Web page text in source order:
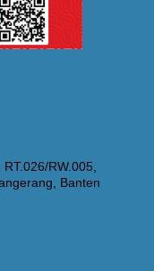
RW.005,
Banten